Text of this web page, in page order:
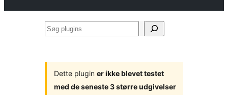
Søg
Dette plugin er ikke blevet testet
med de seneste 3 større udgivelser